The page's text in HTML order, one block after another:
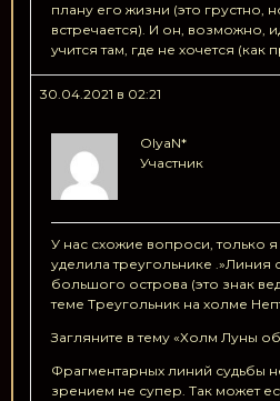
плану его жизни (это грустно,
встречается). И он, возможно,
учится там, где не хочется (как
30.04.2021 в 02:21
OlyaN*
Участник
У нас схожие вопроси, только
уделила треугольнике .»Линия
большого острова (это знак
теме Треугольник на холме
Загляните в тему «Холм Луны
Фрагментарных линий судьбы
зрением не супер. Так может